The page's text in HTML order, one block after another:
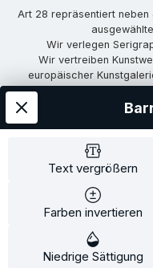
Art 28 repräsentiert neben
Wir verlegen
Wir vertreiben
europäischer
Wir vermitteln
Unsere Communities
Versandkosten
Text vergrößern
Farben invertieren
Niedrige Sättigung